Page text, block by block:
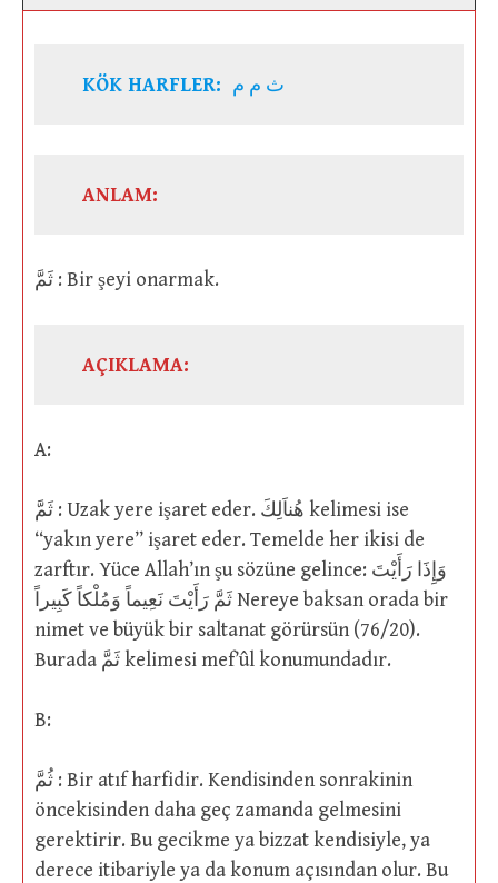
KÖK HARFLER: ث م م
ANLAM:
ثَمَّ : Bir şeyi onarmak.
AÇIKLAMA:
A:
ثَمَّ : Uzak yere işaret eder. هُناَلِكَ kelimesi ise
“yakın yere” işaret eder. Temelde her ikisi de
zarftır. Yüce Allah’ın şu sözüne gelince: وَإِذَا رَأَيْتَ
ثَمَّ رَأَيْتَ نَعِيماً وَمُلْكاً كَبِيراً Nereye baksan orada bir
nimet ve büyük bir saltanat görürsün (76/20).
Burada ثَمَّ kelimesi mef’ûl konumundadır.
B:
ثُمَّ : Bir atıf harfidir. Kendisinden sonrakinin
öncekisinden daha geç zamanda gelmesini
gerektirir. Bu gecikme ya bizzat kendisiyle, ya
derece itibariyle ya da konum açısından olur. Bu